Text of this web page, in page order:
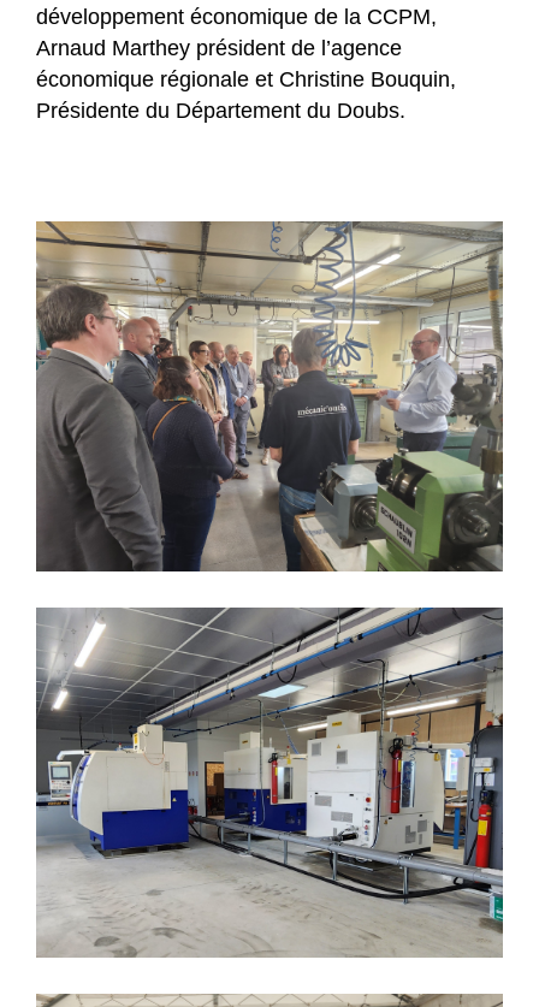
développement économique de la CCPM,
Arnaud Marthey président de l’agence
économique régionale et Christine Bouquin,
Présidente du Département du Doubs.